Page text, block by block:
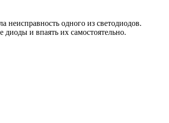
неисправность одного из светодиодов.
и впаять их самостоятельно.